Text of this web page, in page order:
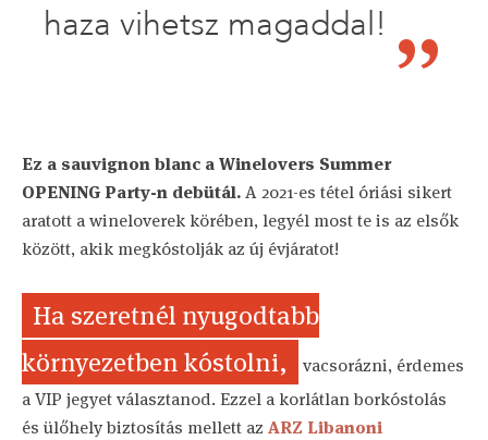
haza vihetsz magaddal!
Ez a sauvignon blanc a Winelovers Summer
OPENING Party-n debütál.A 2021-es tétel óriási sikert
aratott a wineloverek körében, legyél most te is az elsők
között, akik megkóstolják az új évjáratot!
Ha szeretnél nyugodtabb
környezetben kóstolni,
vacsorázni, érdemes
a VIP jegyet választanod. Ezzel a korlátlan borkóstolás
és ülőhely biztosítás mellett az ARZ Libanoni